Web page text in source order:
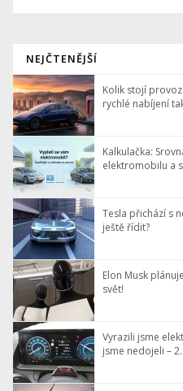
NEJČTENĚJŠÍ
Kolik stojí
rychlé nabíjení
Kalkulačka:
elektromobilu a
Tesla přichází s
ještě řídit?
Elon Musk
svět!
Vyrazili jsme
jsme nedojeli –